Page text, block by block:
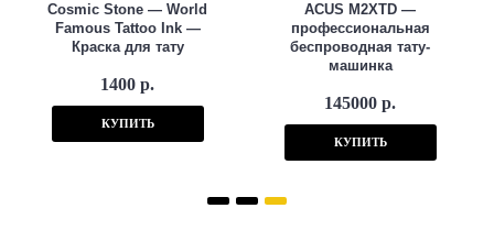
Cosmic Stone — World
Famous Tattoo Ink —
Краска для тату
1400 р.
КУПИТЬ
ACUS M2XTD —
профессиональная
беспроводная тату-
машинка
145000 р.
КУПИТЬ